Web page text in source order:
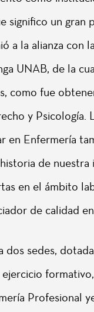
significo un gran
a la alianza con
UNAB, de la
como fue
y Psicología.
en Enfermería
de nuestra
en el ámbito
de calidad
dos sedes,
Profesional